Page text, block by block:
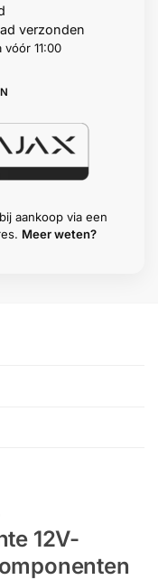
verzonden
11:00
aankoop via een
Meer weten?
12V-